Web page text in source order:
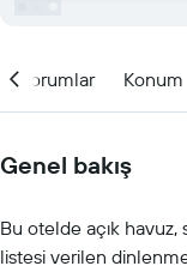
Yorumlar Konum
Genel bakış
Bu otelde açık havuz,
listesi verilen